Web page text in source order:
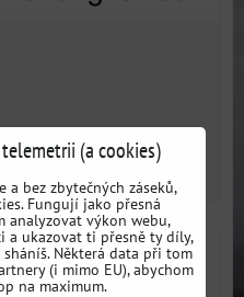
- zadní silentblok
(a cookies)
bez zbytečných záseků,
Fungují jako přesná
analyzovat výkon webu,
a ukazovat ti přesně ty díly,
Některá data při tom
(i mimo EU), abychom
na maximum.